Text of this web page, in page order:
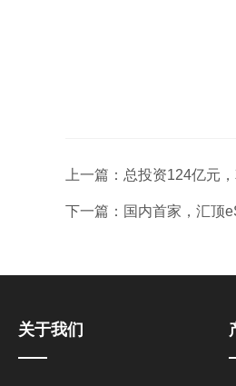
上一篇： 总投资124亿元
下一篇： 国内首家，汇顶
关于我们